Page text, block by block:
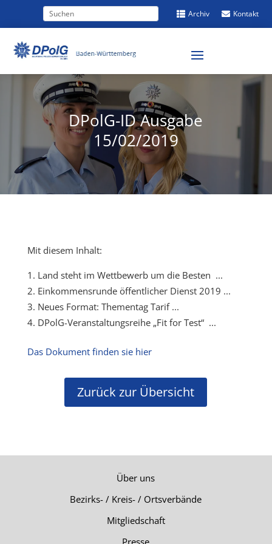
 Kontakt
 Archiv
DPolG-ID Ausgabe
15/02/2019
Mit diesem Inhalt:
Land steht im Wettbewerb um die Besten ...
Einkommensrunde öffentlicher Dienst 2019 ...
Neues Format: Thementag Tarif ...
DPolG-Veranstaltungsreihe „Fit for Test“ ...
Das Dokument finden sie hier
Zurück zur Übersicht
Über uns
Bezirks- / Kreis- / Ortsverbände
Mitgliedschaft
Presse